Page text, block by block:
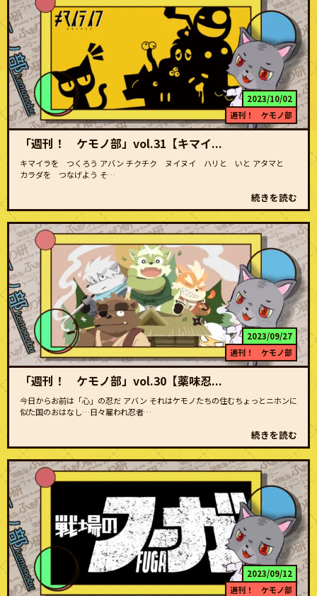
2023/10/02
週刊！ ケモノ部
「週刊！ ケモノ部」vol.31【キマイ...
キマイラを つくろう アバン チクチク ヌイヌイ ハリと いと アタマと
カラダを つなげよう そ…
続きを読む
2023/09/27
週刊！ ケモノ部
「週刊！ ケモノ部」vol.30【薬味忍...
今日からお前は「心」の忍だ アバン それはケモノたちの住むちょっとニホンに
似た国のおはなし…日々雇われ忍者…
続きを読む
2023/09/12
週刊！ ケモノ部